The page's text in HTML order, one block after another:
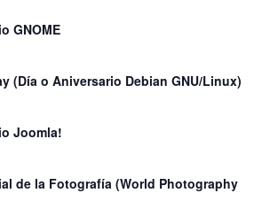
GNOME
(Día o Aniversario Debian GNU/Linux)
Joomla!
de la Fotografía (World Photography